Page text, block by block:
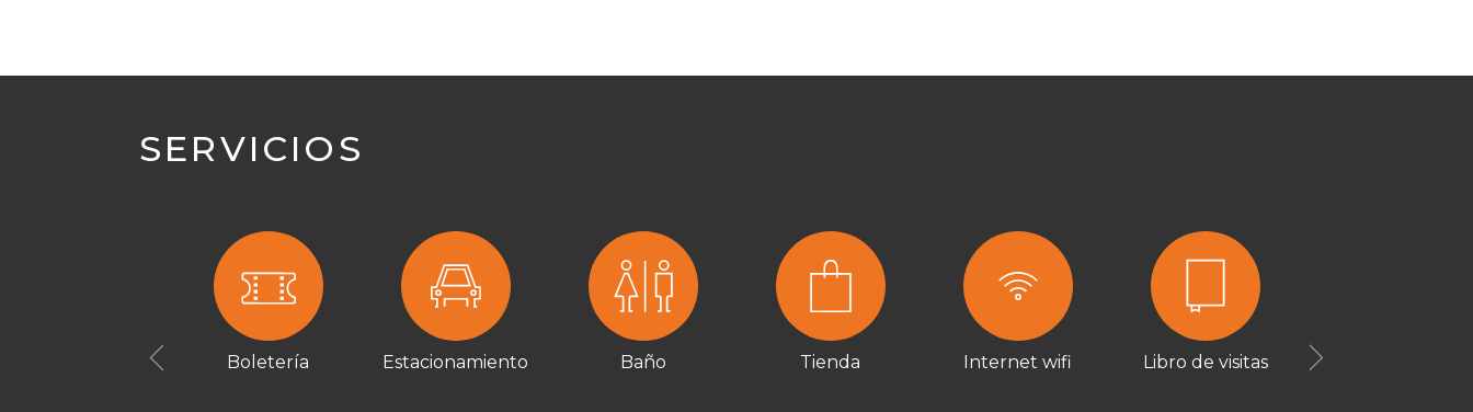
SERVICIOS
Boletería Estacionamiento Baño Tienda Internet wifi Libro de visitas
Previous